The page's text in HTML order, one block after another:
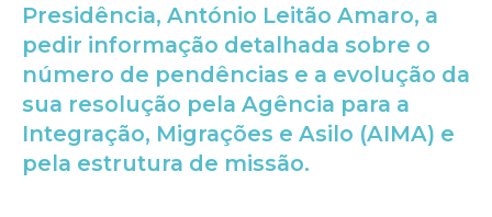
Presidência, António Leitão Amaro, a
pedir informação detalhada sobre o
número de pendências e a evolução da
sua resolução pela Agência para a
Integração, Migrações e Asilo (AIMA) e
pela estrutura de missão.